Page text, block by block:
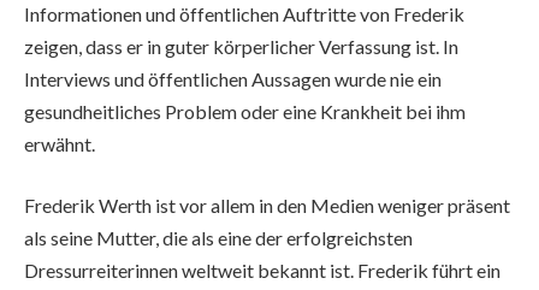
Informationen und öffentlichen Auftritte von Frederik
zeigen, dass er in guter körperlicher Verfassung ist. In
Interviews und öffentlichen Aussagen wurde nie ein
gesundheitliches Problem oder eine Krankheit bei ihm
erwähnt.
Frederik Werth ist vor allem in den Medien weniger präsent
als seine Mutter, die als eine der erfolgreichsten
Dressurreiterinnen weltweit bekannt ist. Frederik führt ein